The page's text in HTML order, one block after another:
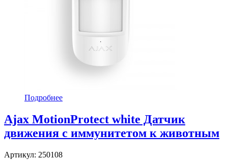
Подробнее
Ajax MotionProtect white Датчик
движения с иммунитетом к животным
Артикул: 250108